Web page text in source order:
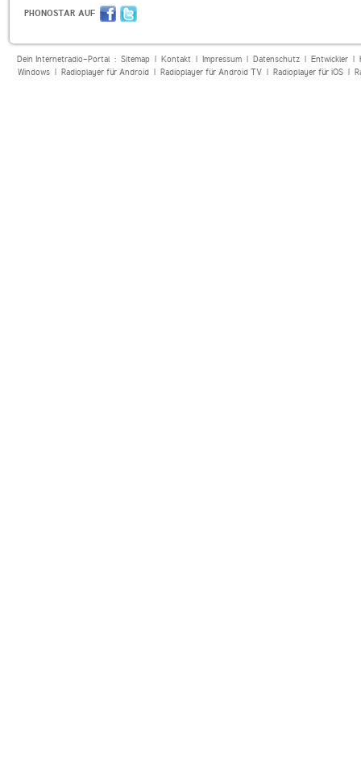
PHONOSTAR AUF
Dein Internetradio-Portal : Sitemap| Kontakt| Impressum| Datenschutz| Entwickler|
Windows| Radioplayer für Android| Radioplayer für Android TV| Radioplayer für iOS|